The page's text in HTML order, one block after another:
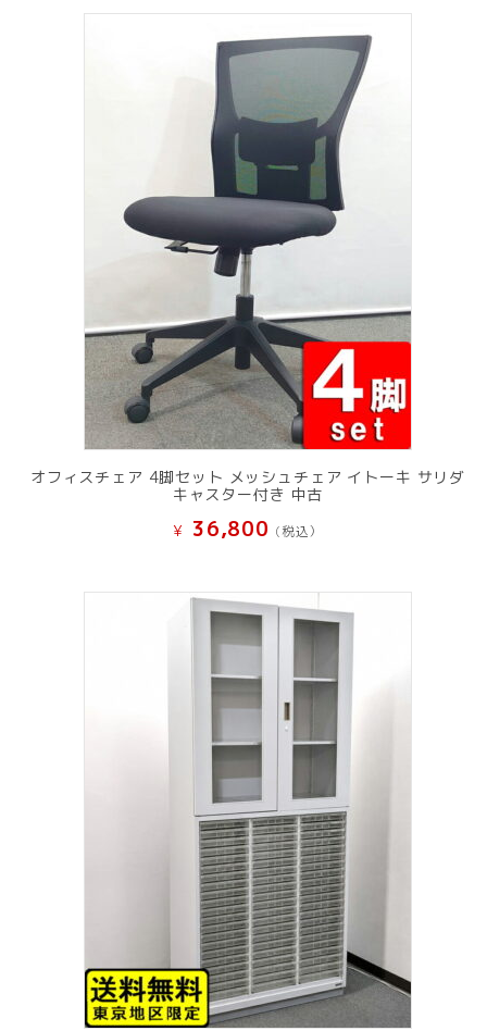
オフィスチェア 4脚セット メッシュチェア イトーキ サリダ
キャスター付き 中古
¥ 36,800 (税込）